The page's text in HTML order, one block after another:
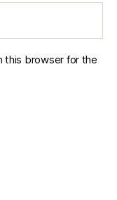
this browser for the